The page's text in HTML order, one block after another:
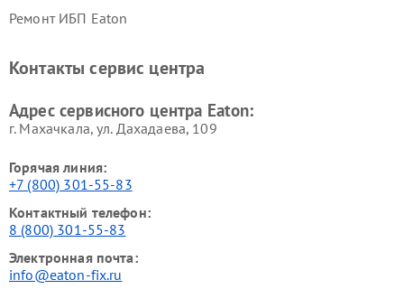
Ремонт ИБП Eaton
Контакты сервис центра
Адрес сервисного центра Eaton:
г. Махачкала, ул. Дахадаева, 109
Горячая линия:
+7 (800) 301-55-83
Контактный телефон:
8 (800) 301-55-83
Электронная почта:
info@eaton-fix.ru